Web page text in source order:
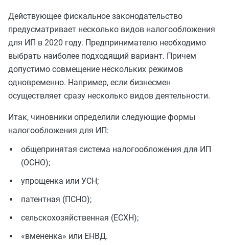
Действующее фискальное законодательство
предусматривает несколько видов налогообложения
для ИП в 2020 году. Предпринимателю необходимо
выбрать наиболее подходящий вариант. Причем
допустимо совмещение нескольких режимов
одновременно. Например, если бизнесмен
осуществляет сразу несколько видов деятельности.
Итак, чиновники определили следующие формы
налогообложения для ИП:
общепринятая система налогообложения для ИП
(ОСНО);
упрощенка или УСН;
патентная (ПСНО);
сельскохозяйственная (ЕСХН);
«вмененка» или ЕНВД.